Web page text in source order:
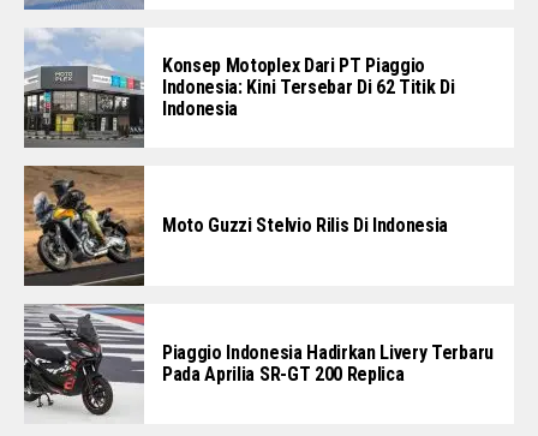
Konsep Motoplex Dari PT Piaggio
Indonesia: Kini Tersebar Di 62 Titik Di
Indonesia
Moto Guzzi Stelvio Rilis Di Indonesia
Piaggio Indonesia Hadirkan Livery Terbaru
Pada Aprilia SR-GT 200 Replica